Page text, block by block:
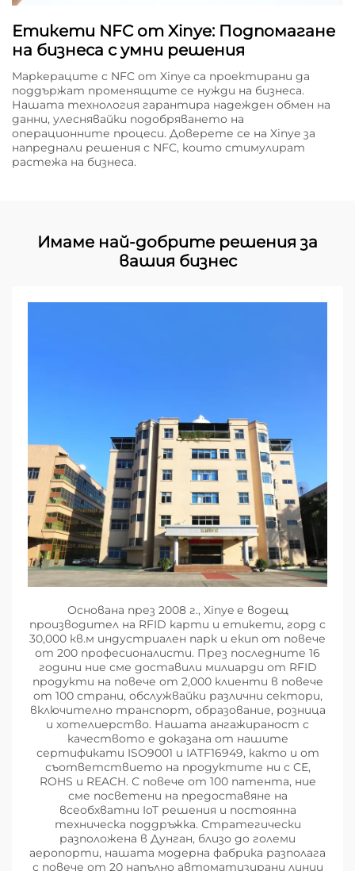
Етикети NFC от Xinye: Подпомагане
на бизнеса с умни решения
Маркераците с NFC от Xinye са проектирани да
поддържат променящите се нужди на бизнеса.
Нашата технология гарантира надежден обмен на
данни, улеснявайки подобряването на
операционните процеси. Доверете се на Xinye за
напреднали решения с NFC, които стимулират
растежа на бизнеса.
Имаме най-добрите решения за
вашия бизнес
Основана през 2008 г., Xinye е водещ
производител на RFID карти и етикети, горд с
30,000 кв.м индустриален парк и екип от повече
от 200 професионалисти. През последните 16
години ние сме доставили милиарди от RFID
продукти на повече от 2,000 клиенти в повече
от 100 страни, обслужвайки различни сектори,
включително транспорт, образование, розница
и хотелиерство. Нашата ангажираност с
качеството е доказана от нашите
сертификати ISO9001 и IATF16949, както и от
съответствието на продуктите ни с CE,
ROHS и REACH. С повече от 100 патента, ние
сме посветени на предоставяне на
всеобхватни IoT решения и постоянна
техническа поддръжка. Стратегически
разположена в Дунган, близо до големи
аеропорти, нашата модерна фабрика разполага
с повече от 20 напълно автоматизирани линии